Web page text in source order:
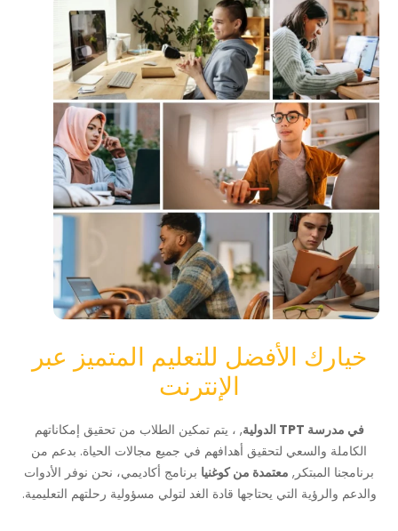
خيارك الأفضل للتعليم المتميز عبر
الإنترنت
في مدرسة TPT الدولية
, ، يتم تمكين الطلاب من تحقيق إمكاناتهم
الكاملة والسعي لتحقيق أهدافهم في جميع مجالات الحياة. بدعم من
برنامجنا المبتكر, معتمدة من كوغنيا برنامج أكاديمي، نحن نوفر الأدوات
والدعم والرؤية التي يحتاجها قادة الغد لتولي مسؤولية رحلتهم التعليمية.